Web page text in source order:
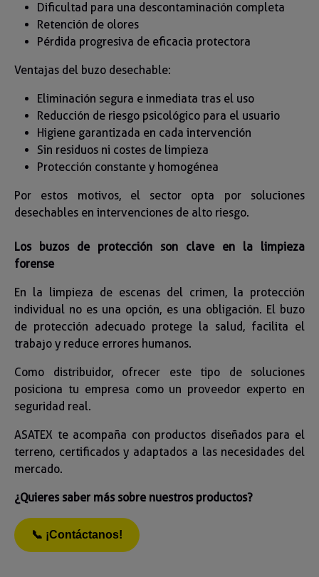
Dificultad para una descontaminación completa
Retención de olores
Pérdida progresiva de eficacia protectora
Ventajas del buzo desechable:
Eliminación segura e inmediata tras el uso
Reducción de riesgo psicológico para el usuario
Higiene garantizada en cada intervención
Sin residuos ni costes de limpieza
Protección constante y homogénea
Por estos motivos, el sector opta por soluciones
desechables en intervenciones de alto riesgo.
Los buzos de protección son clave en la limpieza
forense
En la limpieza de escenas del crimen, la protección
individual no es una opción, es una obligación. El buzo
de protección adecuado protege la salud, facilita el
trabajo y reduce errores humanos.
Como distribuidor, ofrecer este tipo de soluciones
posiciona tu empresa como un proveedor experto en
seguridad real.
ASATEX te acompaña con productos diseñados para el
terreno, certificados y adaptados a las necesidades del
mercado.
¿Quieres saber más sobre nuestros productos?
📞 ¡Contáctanos!